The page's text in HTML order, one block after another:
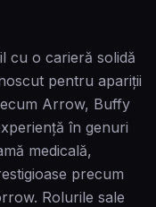
cu o carieră solidă
pentru apariții
Arrow, Buffy
în genuri
medicală,
precum
Rolurile sale